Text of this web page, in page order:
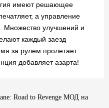
имеют решающее
а управление
Множество улучшений и
каждый заезд
за рулем пролетает
добавляет азарта!
Road to Revenge МОД на